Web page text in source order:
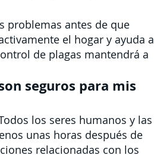
problemas antes de que
el hogar y ayuda a
de plagas mantendrá a
seguros para mis
los seres humanos y las
unas horas después de
relacionadas con los